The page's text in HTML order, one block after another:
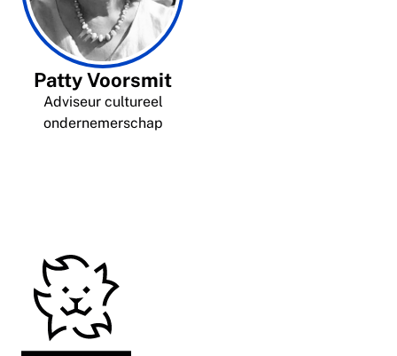
Patty Voorsmit
Adviseur cultureel
ondernemerschap